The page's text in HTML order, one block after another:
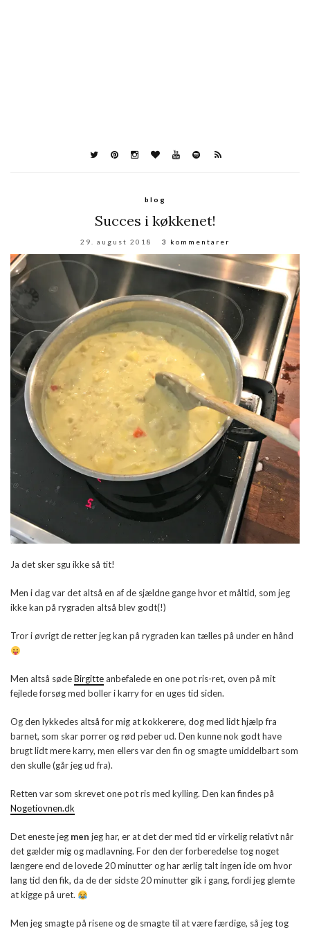
blog
Succes i køkkenet!
29. august 2018 3 kommentarer
Ja det sker sgu ikke så tit!
Men i dag var det altså en af de sjældne gange hvor et måltid, som jeg
ikke kan på rygraden altså blev godt(!)
Tror i øvrigt de retter jeg kan på rygraden kan tælles på under en hånd
Men altså sødeBirgitteanbefalede en one pot ris-ret, oven på mit
fejlede forsøg med boller i karry for en uges tid siden.
Og den lykkedes altså for mig at kokkerere, dog med lidt hjælp fra
barnet, som skar porrer og rød peber ud. Den kunne nok godt have
brugt lidt mere karry, men ellers var den fin og smagte umiddelbart som
den skulle (går jeg ud fra).
Retten var som skrevet one pot ris med kylling. Den kan findes på
Nogetiovnen.dk
Det eneste jeg men jeg har, er at det der med tid er virkelig relativt når
det gælder mig og madlavning. For den der forberedelse tog noget
længere end de lovede 20 minutter og har ærlig talt ingen ide om hvor
lang tid den fik, da de der sidste 20 minutter gik i gang, fordi jeg glemte
at kigge på uret.
Men jeg smagte på risene og de smagte til at være færdige, så jeg tog